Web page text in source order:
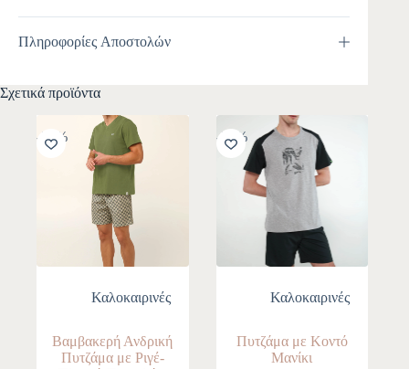
Πληροφορίες Αποστολών
Σχετικά προϊόντα
-30%
Καλοκαιρινές
Βαμβακερή Ανδρική
Πυτζάμα με Ριγέ-
-30%
Καλοκαιρινές
Πυτζάμα με Κοντό
Μανίκι